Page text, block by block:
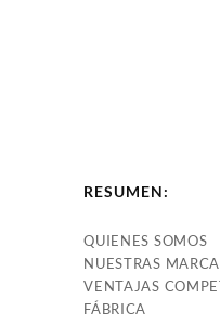
RESUMEN:
QUIENES SOMOS
NUESTRAS
VENTAJAS
FÁBRICA